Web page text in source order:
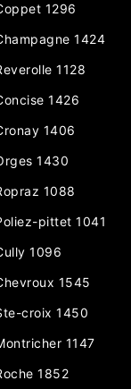
1296
1424
1128
1426
1406
1430
1088
pittet 1041
1096
1545
croix 1450
1147
1852